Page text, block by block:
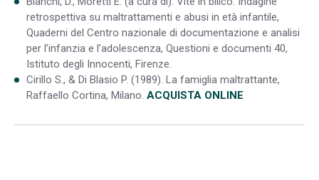
retrospettiva su maltrattamenti e abusi in età infantile,
Quaderni del Centro nazionale di documentazione e analisi
per l’infanzia e l’adolescenza, Questioni e documenti 40,
Istituto degli Innocenti, Firenze.
Cirillo S., & Di Blasio P. (1989). La famiglia maltrattante,
Raffaello Cortina, Milano. ACQUISTA ONLINE